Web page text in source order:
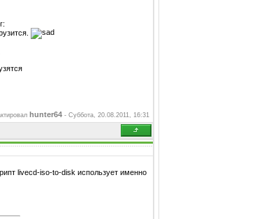
hunter64 - Суббота, 20.08.2011, 16:31
livecd-iso-to-disk использует именно